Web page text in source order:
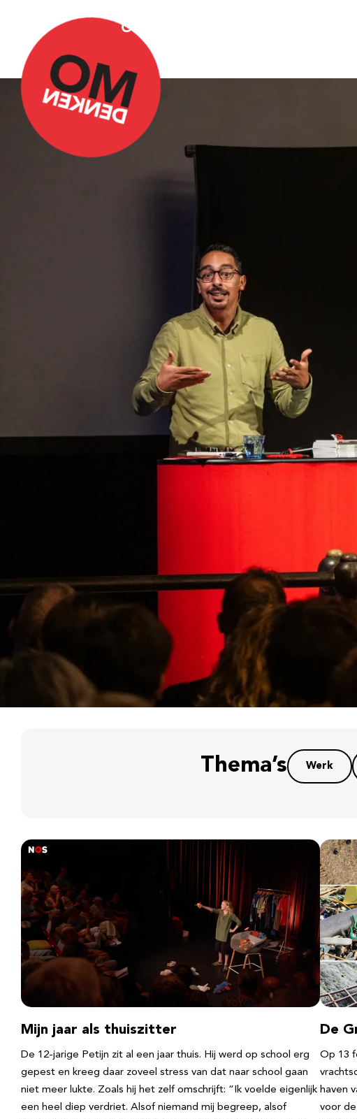
Over Omdenken
Thema’s Werk
Mijn jaar als thuiszitter
De 12-jarige Petijn zit al een jaar thuis. Hij werd op school erg
gepest en kreeg daar zoveel stress van dat naar school gaan
niet meer lukte. Zoals hij het zelf omschrijft: “Ik voelde eigenlijk
een heel diep verdriet. Alsof niemand mij begreep, alsof
De
Op 13
haven
voor